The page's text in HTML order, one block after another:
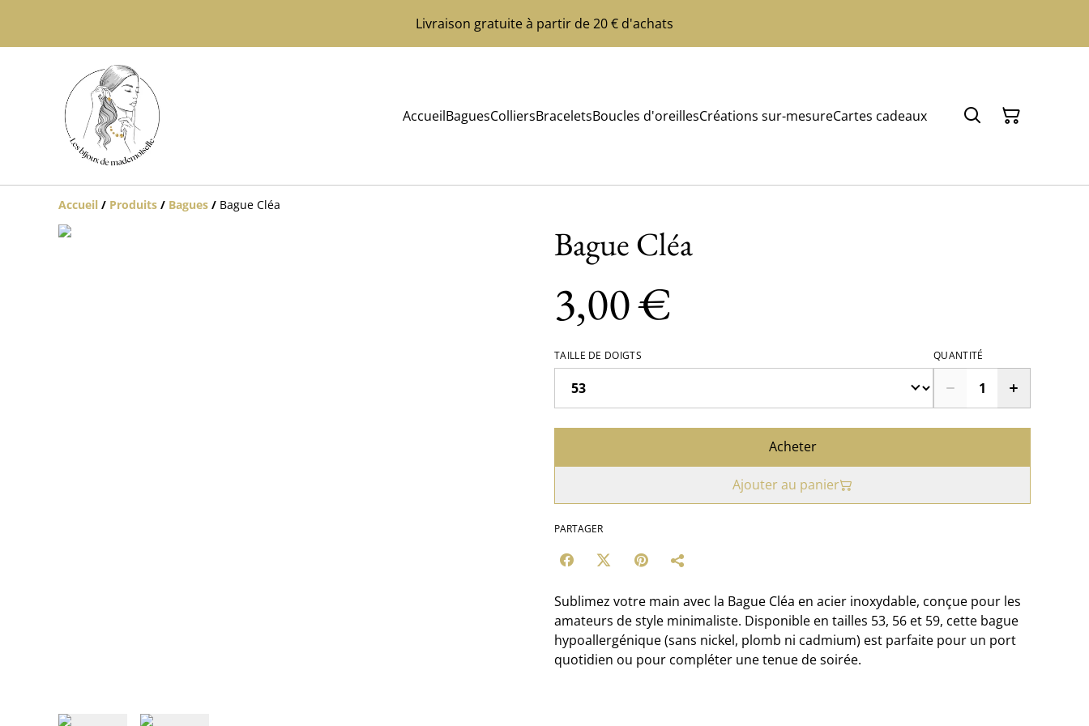
Livraison gratuite à partir de 20 € d'achats
AccueilBaguesColliersBraceletsBoucles d'oreillesCréations sur-mesureCartes cadeaux
Accueil / Produits / Bagues / Bague Cléa
Bague Cléa
3,00 €
TAILLE DE DOIGTS QUANTITÉ
Acheter
Ajouter au panier
PARTAGER
Sublimez votre main avec la Bague Cléa en acier inoxydable, conçue pour les
amateurs de style minimaliste. Disponible en tailles 53, 56 et 59, cette bague
hypoallergénique (sans nickel, plomb ni cadmium) est parfaite pour un port
quotidien ou pour compléter une tenue de soirée.​